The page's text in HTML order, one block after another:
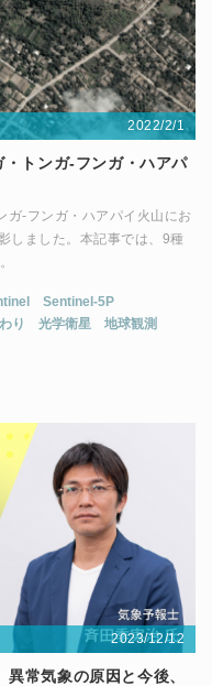
2022/2/1
トンガ-フンガ・ハアパ
ガ-フンガ・ハアパイ火山にお
しました。本記事では、9種
Sentinel-5P
り 光学衛星
地球観測
2023/12/12
常気象の原因と今後、